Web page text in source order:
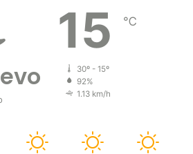
15 ℃
30º - 15º
92%
1.13 km/h